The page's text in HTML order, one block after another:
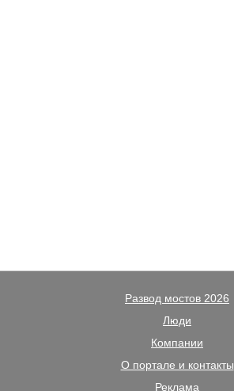
Развод мостов 2026
Люди
Компании
О портале и контакты
Реклама